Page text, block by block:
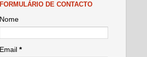
FORMULÁRIO DE CONTACTO
Nome
Email *